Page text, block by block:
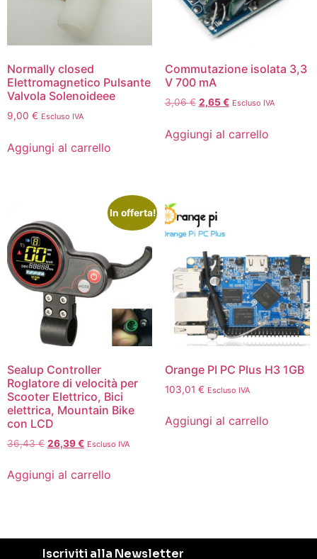
Normally closed
Elettromagnetico Pulsante
Valvola Solenoideee
9,00 € Escluso IVA
Aggiungi al carrello
Commutazione isolata 3,3
V 700 mA
3,06€ 2,65€ Escluso IVA
Aggiungi al carrello
In offerta!
Sealup Controller
Roglatore di velocità per
Scooter Elettrico, Bici
elettrica, Mountain Bike
con LCD
36,43€ 26,39€ Escluso IVA
Aggiungi al carrello
Orange PI PC Plus H3 1GB
103,01 € Escluso IVA
Aggiungi al carrello
Iscriviti alla Newsletter